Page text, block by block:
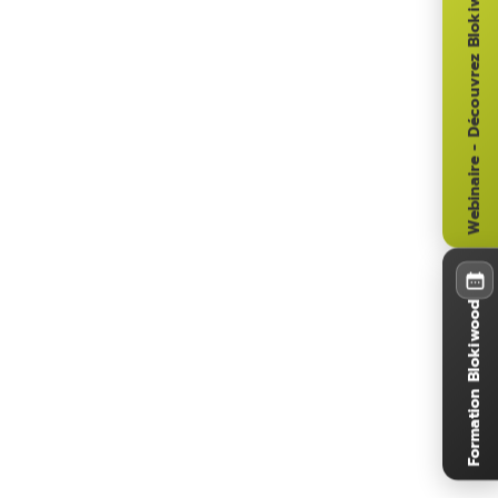
Webinaire - Découvrez Blokiwood
Formation Blokiwood